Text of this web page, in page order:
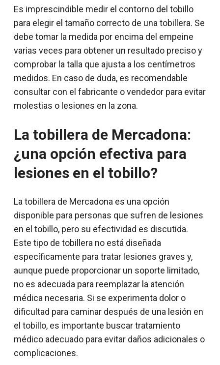
Es imprescindible medir el contorno del tobillo
para elegir el tamaño correcto de una tobillera. Se
debe tomar la medida por encima del empeine
varias veces para obtener un resultado preciso y
comprobar la talla que ajusta a los centímetros
medidos. En caso de duda, es recomendable
consultar con el fabricante o vendedor para evitar
molestias o lesiones en la zona.
La tobillera de Mercadona:
¿una opción efectiva para
lesiones en el tobillo?
La tobillera de Mercadona es una opción
disponible para personas que sufren de lesiones
en el tobillo, pero su efectividad es discutida.
Este tipo de tobillera no está diseñada
específicamente para tratar lesiones graves y,
aunque puede proporcionar un soporte limitado,
no es adecuada para reemplazar la atención
médica necesaria. Si se experimenta dolor o
dificultad para caminar después de una lesión en
el tobillo, es importante buscar tratamiento
médico adecuado para evitar daños adicionales o
complicaciones.